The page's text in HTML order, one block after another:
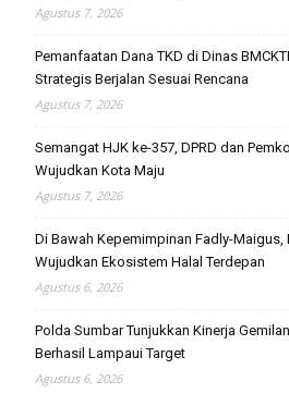
Agustus 7, 2026
Pemanfaatan Dana TKD di Dinas
Strategis Berjalan Sesuai Rencana
Agustus 7, 2026
Semangat HJK ke-357, DPRD dan
Wujudkan Kota Maju
Agustus 7, 2026
Di Bawah Kepemimpinan Fadly-Maigus,
Wujudkan Ekosistem Halal Terdepan
Agustus 6, 2026
Polda Sumbar Tunjukkan Kinerja
Berhasil Lampaui Target
Agustus 6, 2026